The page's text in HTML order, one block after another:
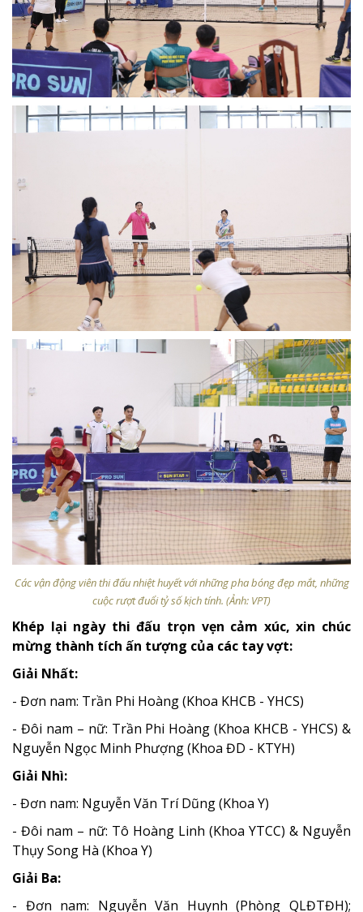
Các vận động viên thi đấu nhiệt huyết với những pha bóng đẹp mắt, những
cuộc rượt đuổi tỷ số kịch tính. (Ảnh: VPT)
Khép lại ngày thi đấu trọn vẹn cảm xúc, xin chúc
mừng thành tích ấn tượng của các tay vợt:
Giải Nhất:
- Đơn nam: Trần Phi Hoàng (Khoa KHCB - YHCS)
- Đôi nam – nữ: Trần Phi Hoàng (Khoa KHCB - YHCS) &
Nguyễn Ngọc Minh Phượng (Khoa ĐD - KTYH)
Giải Nhì:
- Đơn nam: Nguyễn Văn Trí Dũng (Khoa Y)
- Đôi nam – nữ: Tô Hoàng Linh (Khoa YTCC) & Nguyễn
Thụy Song Hà (Khoa Y)
Giải Ba:
- Đơn nam: Nguyễn Văn Huynh (Phòng QLĐTĐH);